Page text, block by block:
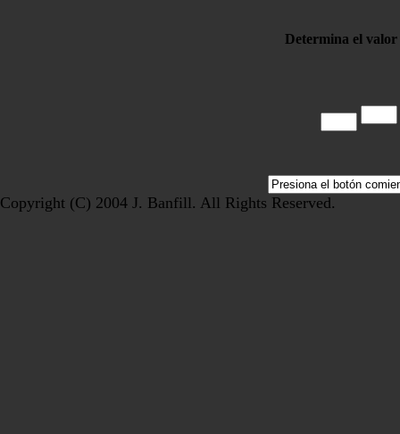
Determina el valor
Copyright (C) 2004 J. Banfill. All Rights Reserved.